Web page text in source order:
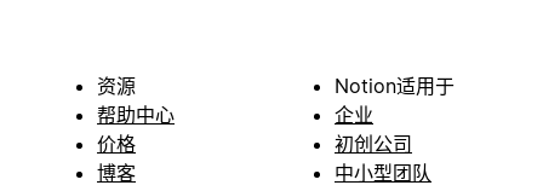
资源
帮助中心
价格
博客
Notion适用于
企业
初创公司
中小型团队